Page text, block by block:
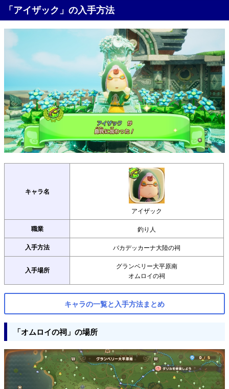
「アイザック」の入手方法
キャラ名
アイザック
職業 釣り人
入手方法 バカデッカーナ大陸の祠
入手場所
グランベリー大平原南
オムロイの祠
キャラの一覧と入手方法まとめ
「オムロイの祠」の場所